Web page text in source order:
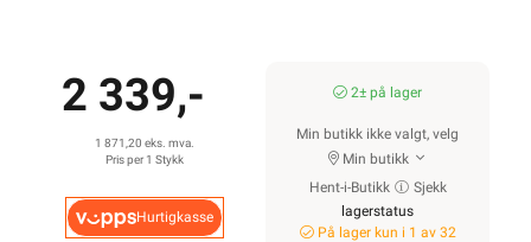
2 339,-
1 871,20 eks. mva.
Pris per 1 Stykk
Hurtigkasse
2± på lager
Min butikk ikke valgt, velg
Min butikk
Hent-i-Butikk
Sjekk
lagerstatus
På lager kun i 1 av 32